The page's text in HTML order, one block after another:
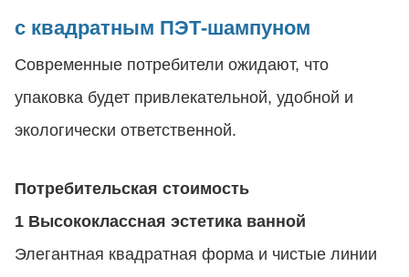
с квадратным ПЭТ-шампуном
Современные потребители ожидают, что
упаковка будет привлекательной, удобной и
экологически ответственной.
Потребительская стоимость
1 Высококлассная эстетика ванной
Элегантная квадратная форма и чистые линии